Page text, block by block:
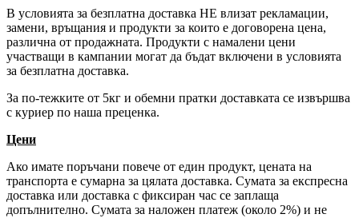
В условията за безплатна доставка НЕ влизат рекламации,
замени, връщания и продукти за които е договорена цена,
различна от продажната. Продукти с намалени цени
участващи в кампании могат да бъдат включени в условията
за безплатна доставка.
За по-тежките от 5кг и обемни пратки доставката се извършва
с куриер по наша преценка.
Цени
Ако имате поръчани повече от един продукт, цената на
транспорта е сумарна за цялата доставка. Сумата за експресна
доставка или доставка с фиксиран час се заплаща
допълнително. Сумата за наложен платеж (около 2%) и не